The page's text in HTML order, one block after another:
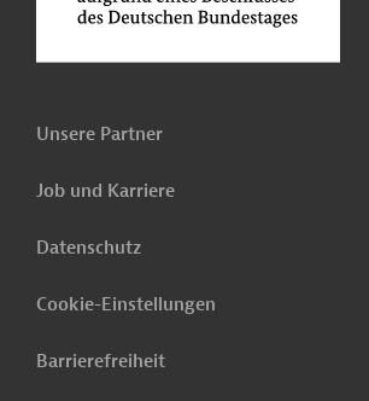
Unsere Partner
Job und Karriere
Datenschutz
Cookie-Einstellungen
Barrierefreiheit